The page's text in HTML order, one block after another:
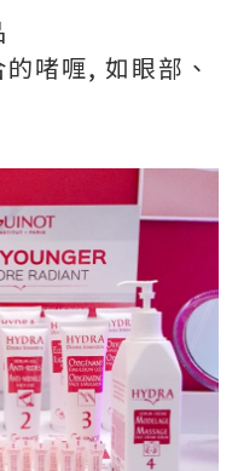
啫喱, 如眼部、